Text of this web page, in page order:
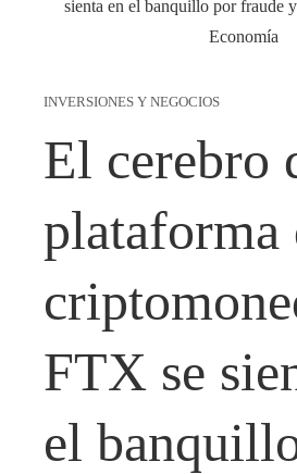
INVERSIONES Y NEGOCIOS
El cerebro
plataforma
FTX se
el